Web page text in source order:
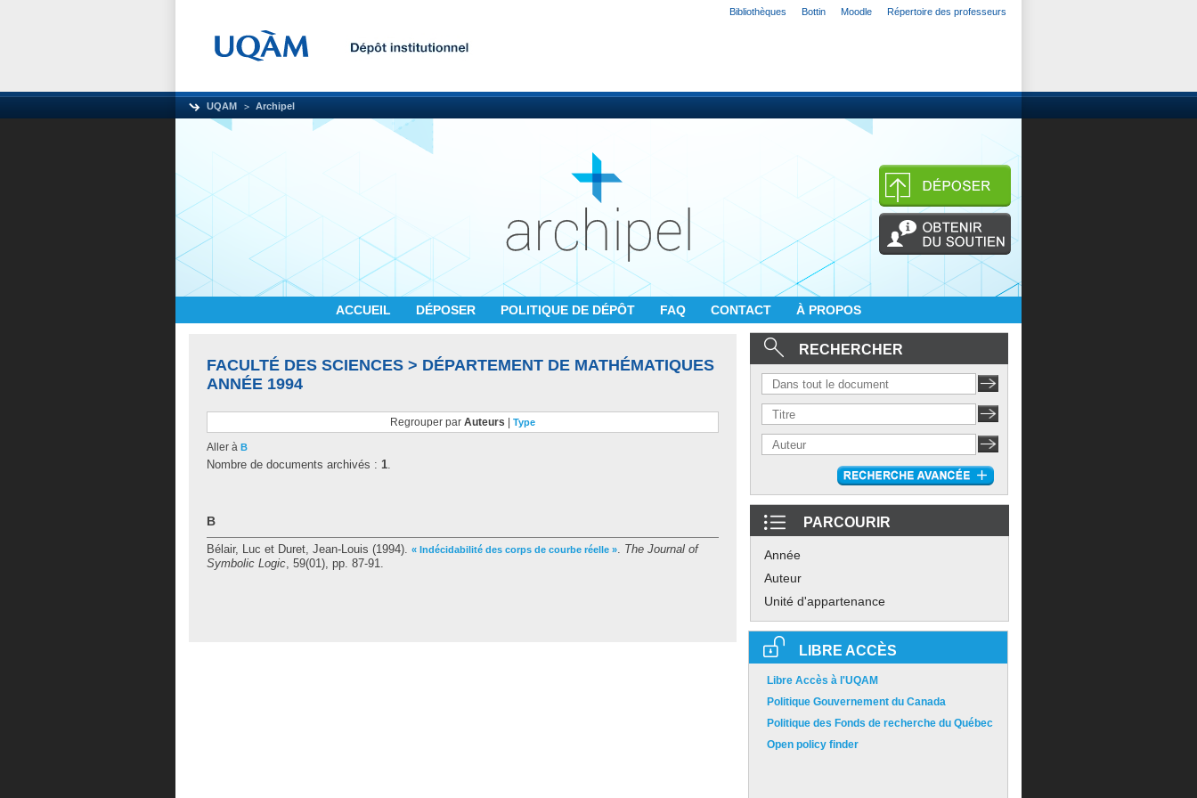
Bibliothèques Bottin Moodle Répertoire des professeurs
UQAM Archipel
ACCUEIL DÉPOSER POLITIQUE DE DÉPÔT FAQ CONTACT À PROPOS
FACULTÉ DES SCIENCES > DÉPARTEMENT DE MATHÉMATIQUES
ANNÉE 1994
Regrouper par Auteurs Type
Aller à B
Nombre de documents archivés : 1.
B
Bélair, Luc et Duret, Jean-Louis (1994). « Indécidabilité des corps de courbe réelle ». The Journal of
Symbolic Logic, 59(01), pp. 87-91.
RECHERCHER
PARCOURIR
Année
Auteur
Unité d'appartenance
LIBRE ACCÈS
Libre Accès à l'UQAM
Politique Gouvernement du Canada
Politique des Fonds de recherche du Québec
Open policy finder